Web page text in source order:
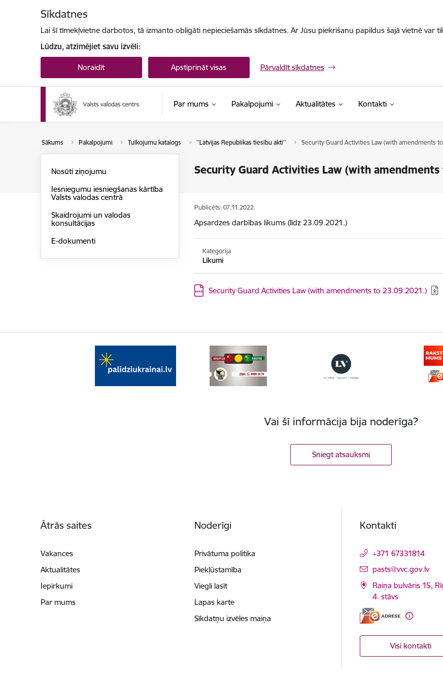
Sīkdatnes
Lai šī tīmekļvietne darbotos, tā izmanto obligāti nepieciešamās sīkdatnes. Ar Jūsu piekrišanu papildus šajā vietnē var
Lūdzu, atzīmējiet savu izvēli:
Noraidīt Apstiprināt visas Pārvaldīt sīkdatnes
Par mums Pakalpojumi Aktualitātes Kontakti
Sākums Pakalpojumi Tulkojumu katalogs ''Latvijas Republikas tiesību akti'' Security Guard Activities Law (with amendments
Security Guard Activities Law (with
Nosūti ziņojumu
Iesniegumu iesniegšanas kārtība
Valsts valodas centrā
Skaidrojumi un valodas
konsultācijas
E-dokumenti
Publicēts: 07.11.2022.
Apsardzes darbības likums (līdz 23.09.2021.)
Kategorija
Likumi
Lejupielādēt:
Security Guard Activities Law (with amendments to 23.09.2021.)
Vai šī informācija bija noderīga?
Sniegt atsauksmi
Ātrās saites
Vakances
Aktualitātes
Iepirkumi
Par mums
Noderīgi
Privātuma politika
Piekļūstamība
Viegli lasīt
Lapas karte
Sīkdatņu izvēles maiņa
Kontakti
+371 67331814
E-pasts:
pasts@vvc.gov.lv
Raiņa bulvāris 15,
4. stāvs
Visi kontakti